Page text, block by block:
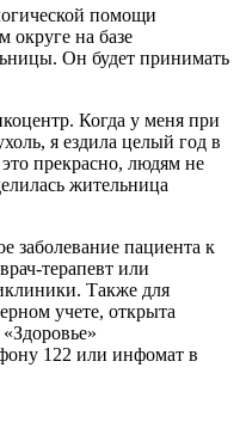
помощи
округе на базе
Он будет принимать
Когда у меня при
я ездила целый год в
прекрасно, людям не
жительница
заболевание пациента к
терапевт или
Также для
учете, открыта
122 или инфомат в